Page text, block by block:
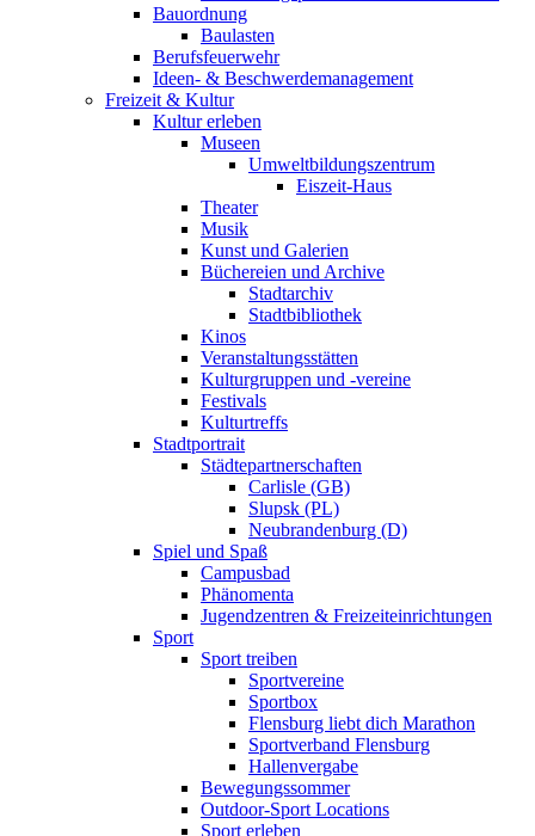
Bauordnung
Baulasten
Berufsfeuerwehr
Ideen- & Beschwerdemanagement
Freizeit & Kultur
Kultur erleben
Museen
Umweltbildungszentrum
Eiszeit-Haus
Theater
Musik
Kunst und Galerien
Büchereien und Archive
Stadtarchiv
Stadtbibliothek
Kinos
Veranstaltungsstätten
Kulturgruppen und -vereine
Festivals
Kulturtreffs
Stadtportrait
Städtepartnerschaften
Carlisle (GB)
Slupsk (PL)
Neubrandenburg (D)
Spiel und Spaß
Campusbad
Phänomenta
Jugendzentren & Freizeiteinrichtungen
Sport
Sport treiben
Sportvereine
Sportbox
Flensburg liebt dich Marathon
Sportverband Flensburg
Hallenvergabe
Bewegungssommer
Outdoor-Sport Locations
Sport erleben